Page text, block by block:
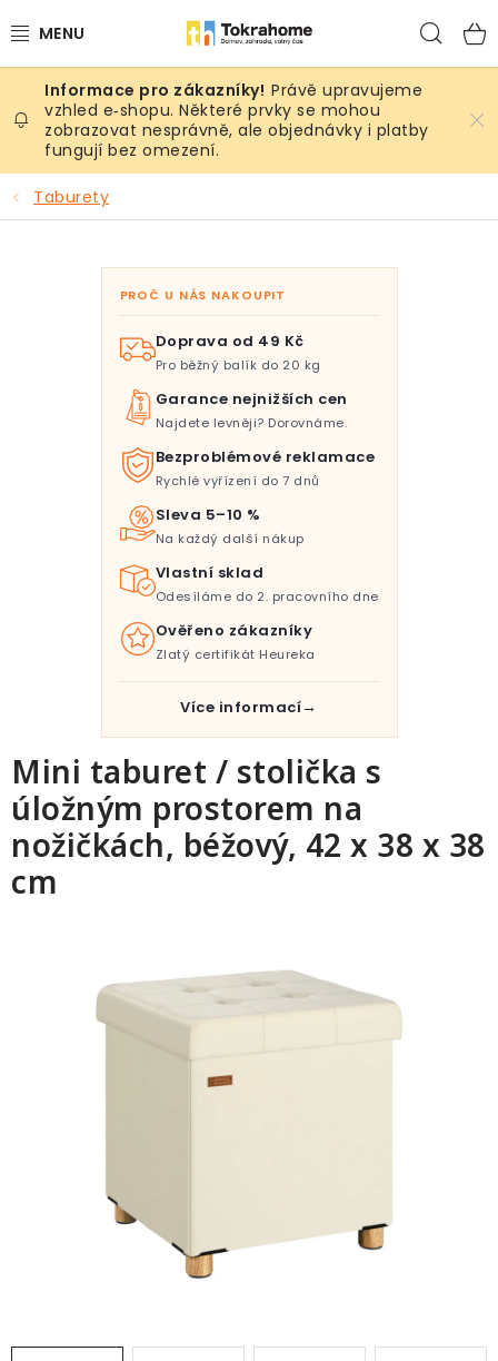
na
Výrobky
Místnosti
Venkovní prostory
Sezóna & Volný čas
Právě upravujeme
vzhled e‑shopu. Některé prvky se mohou
zobrazovat nesprávně, ale objednávky i platby
fungují bez omezení.
Taburety
Mini taburet / stolička s
úložným prostorem na
nožičkách, béžový, 42 x 38 x 38
cm
PROČ U NÁS NAKOUPIT
Doprava od 49 Kč
Pro běžný balík do 20 kg
Garance nejnižších cen
Najdete levněji? Dorovnáme.
Bezproblémové reklamace
Rychlé vyřízení do 7 dnů
Sleva 5–10 %
Na každý další nákup
Vlastní sklad
Odesíláme do 2. pracovního dne
Ověřeno zákazníky
Zlatý certifikát Heureka
Více informací